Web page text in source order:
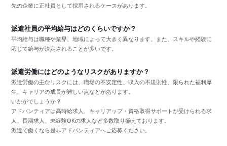
先の企業に正社員として採用されるケースがあります。
派遣社員の平均給与はどのくらいですか？
平均給与は職種や業界、地域によって大きく異なります。また、スキルや経験に
応じて給与が決定されることが多いです。
派遣労働にはどのようなリスクがありますか？
派遣労働の主なリスクには、職場の不安定性、収入の不規則性、限られた福利厚
生、キャリアの成長が難しい点などがあります。
いかがでしょうか？
アドバンティアは高時給求人、キャリアップ・資格取得サポートが受けられる求
人、長期求人、未経験OKの求人など多数取り揃えております。
派遣で働くなら是非アドバンティアへご応募ください。